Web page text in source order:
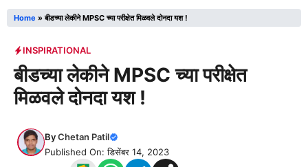
Home »बीडच्या लेकीने MPSC च्या परीक्षेत मिळवले दोनदा यश !
INSPIRATIONAL
बीडच्या लेकीने MPSC च्या परीक्षेत
मिळवले दोनदा यश !
ByChetan Patil
Published On: डिसेंबर 14, 2023